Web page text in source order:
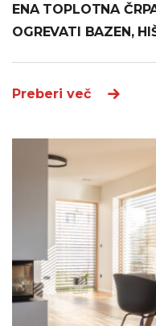
ENA TOPLOTNA
OGREVATI BAZEN,
Preberi več